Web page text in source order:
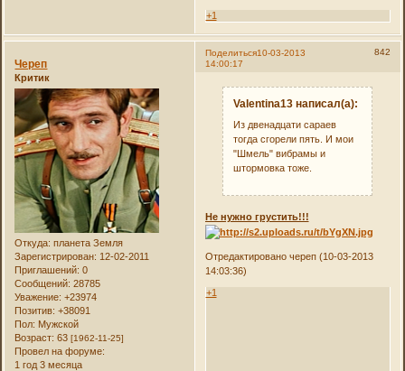
+1
Поделиться 842
10-03-2013
14:00:17
Череп
Критик
Откуда: планета Земля
Зарегистрирован: 12-02-2011
Приглашений: 0
Сообщений: 28785
Уважение: +23974
Позитив: +38091
Пол: Мужской
Возраст: 63[1962-11-25]
Провел на форуме:
1 год 3 месяца
Valentina13 написал(а):
Из двенадцати сараев
тогда сгорели пять. И мои
"Шмель" вибрамы и
штормовка тоже.
Не нужно грустить!!!
Отредактировано череп (10-03-2013
14:03:36)
+1